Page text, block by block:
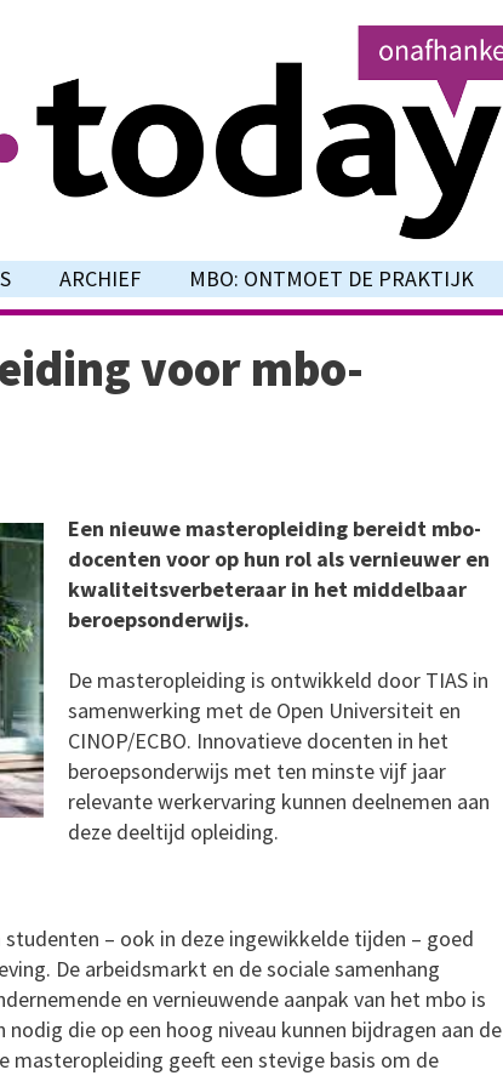
ARCHIEF MBO: ONTMOET DE PRAKTIJK
voor mbo-
Een nieuwe masteropleiding bereidt mbo-
docenten voor op hun rol als vernieuwer en
kwaliteitsverbeteraar in het middelbaar
beroepsonderwijs.
De masteropleiding is ontwikkeld door TIAS in
samenwerking met de Open Universiteit en
CINOP/ECBO. Innovatieve docenten in het
beroepsonderwijs met ten minste vijf jaar
relevante werkervaring kunnen deelnemen aan
deze deeltijd opleiding.
– ook in deze ingewikkelde tijden – goed
De arbeidsmarkt en de sociale samenhang
en vernieuwende aanpak van het mbo is
die op een hoog niveau kunnen bijdragen aan de
masteropleiding geeft een stevige basis om de